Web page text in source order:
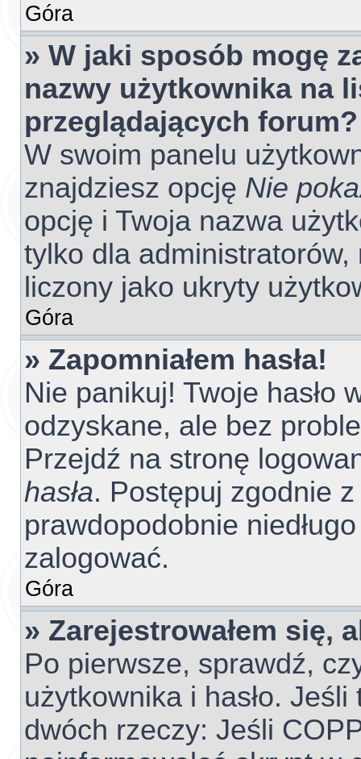
Góra
» W jaki sposób mogę
nazwy użytkownika na
przeglądających forum?
W swoim panelu
znajdziesz opcję Nie
opcję i Twoja nazwa
tylko dla
liczony jako ukryty
Góra
» Zapomniałem hasła!
Nie panikuj! Twoje hasło
odzyskane, ale bez
Przejdź na stronę
hasła. Postępuj zgodnie
prawdopodobnie
zalogować.
Góra
» Zarejestrowałem się,
Po pierwsze, sprawdź,
użytkownika i hasło.
dwóch rzeczy: Jeśli